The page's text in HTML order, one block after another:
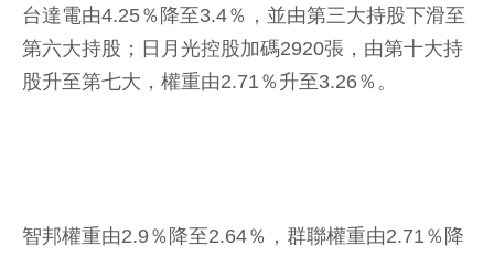
台達電由4.25％降至3.4％，並由第三大持股下滑至
第六大持股；日月光控股加碼2920張，由第十大持
股升至第七大，權重由2.71％升至3.26％。
智邦權重由2.9％降至2.64％，群聯權重由2.71％降